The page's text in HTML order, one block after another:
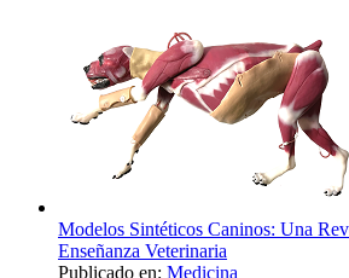
Modelos Sintéticos Caninos: Una
Enseñanza Veterinaria
Publicado en: Medicina